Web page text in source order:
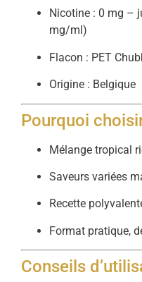
Nicotine : 0 mg –
mg/ml)
Flacon : PET
Origine : Belgique
Pourquoi
Mélange tropical
Saveurs variées
Recette
Format pratique,
Conseils